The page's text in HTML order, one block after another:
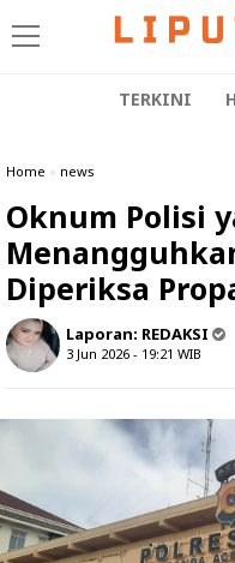
TERKINI
Home » news
Oknum Polisi
Diperiksa
Laporan: REDAKSI
3 Jun 2026 - 19:21 WIB